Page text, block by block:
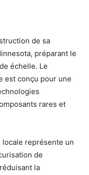
de sa
préparant le
échelle. Le
est conçu pour une
rares et
représente un
de
la